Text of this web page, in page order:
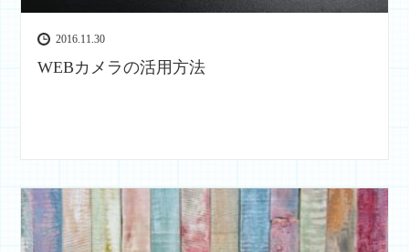
2016.11.30
WEBカメラの活用方法